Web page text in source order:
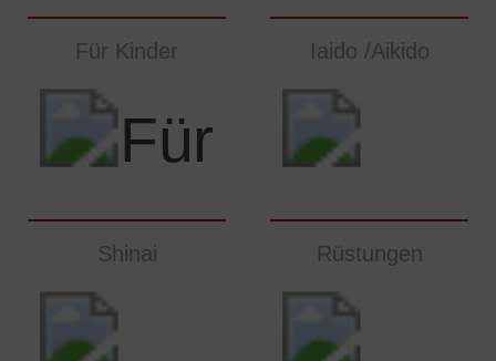
Für Kinder Iaido /Aikido
Shinai Rüstungen